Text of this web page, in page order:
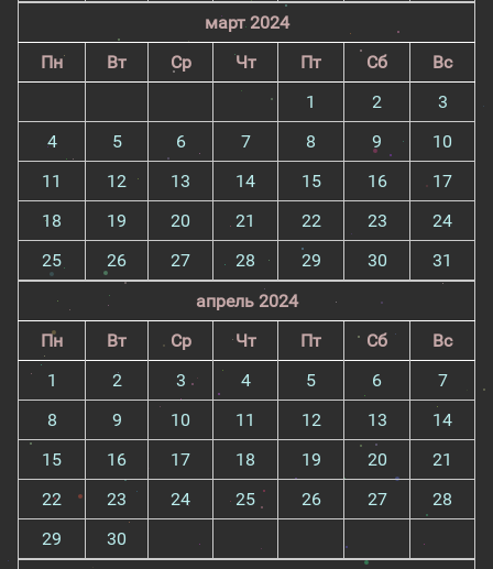
март 2024
Пн
Вт Ср Чт Пт Сб
Вс
1
2
3
4
5 6 7 8 9
10
11
12 13 14 15 16
17
18
19 20 21 22 23
24
25
26 27 28 29 30
31
апрель 2024
Пн
Вт Ср Чт Пт Сб
Вс
1
2 3 4 5 6
7
8
9 10 11 12 13
14
15
16 17 18 19 20
21
22
23 24 25 26 27
28
29
30